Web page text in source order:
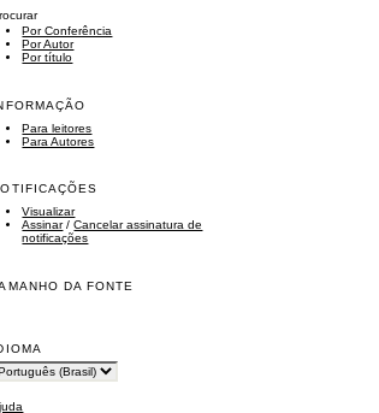
Por Conferência
Por Autor
Por título
Para leitores
Para Autores
Visualizar
Assinar/Cancelar assinatura de
notificações
DA FONTE